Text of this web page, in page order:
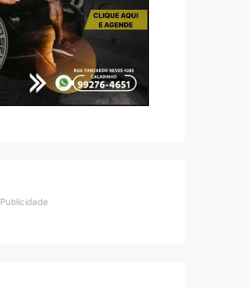
Publicidade